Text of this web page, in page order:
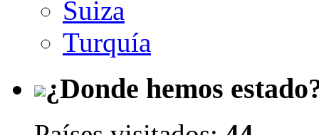
Suiza
Turquía
¿Donde hemos